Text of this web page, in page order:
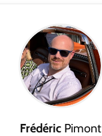
FrédéricPimont